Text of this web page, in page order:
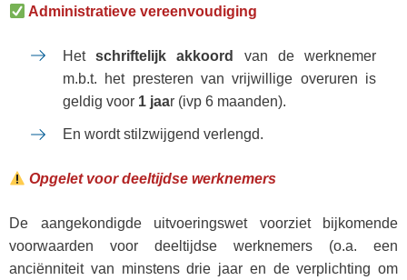
Administratieve vereenvoudiging
Hetschriftelijk akkoord
van de werknemer
m.b.t. het presteren van vrijwillige overuren is
geldig voor 1 jaar (ivp 6 maanden).
En wordt stilzwijgend verlengd.
Opgelet voor deeltijdse werknemers
De aangekondigde uitvoeringswet voorziet bijkomende
voorwaarden voor deeltijdse werknemers (o.a. een
anciënniteit van minstens drie jaar en de verplichting om